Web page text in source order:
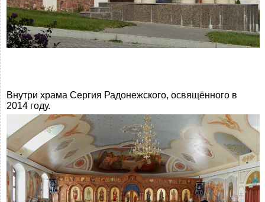
Внутри храма Сергия Радонежского, освящённого в
2014 году.